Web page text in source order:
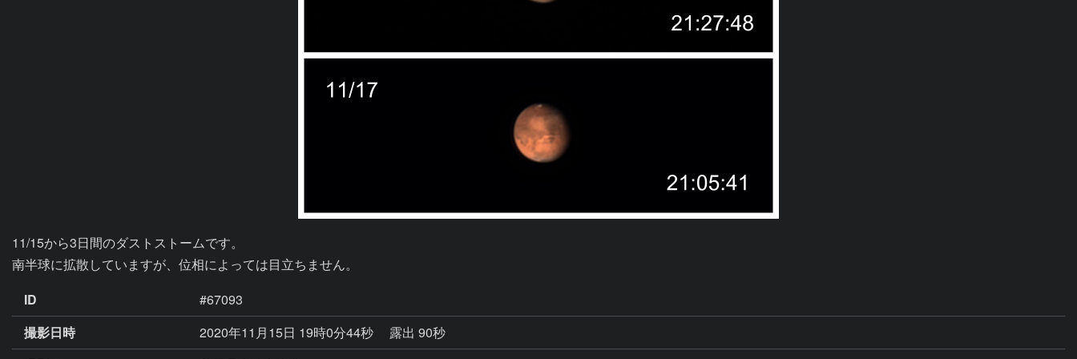
11/15から3日間のダストストームです。
南半球に拡散していますが、位相によっては目立ちません。
ID
#67093
撮影日時
2020年11月15日 19時0分44秒
露出 90秒